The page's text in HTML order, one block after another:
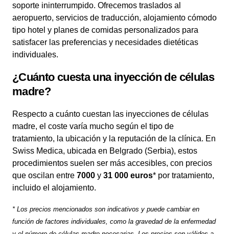
soporte ininterrumpido. Ofrecemos traslados al
aeropuerto, servicios de traducción, alojamiento cómodo
tipo hotel y planes de comidas personalizados para
satisfacer las preferencias y necesidades dietéticas
individuales.
¿Cuánto cuesta una inyección de células
madre?
Respecto a cuánto cuestan las inyecciones de células
madre, el coste varía mucho según el tipo de
tratamiento, la ubicación y la reputación de la clínica. En
Swiss Medica, ubicada en Belgrado (Serbia), estos
procedimientos suelen ser más accesibles, con precios
que oscilan entre 7000 y 31 000 euros* por tratamiento,
incluido el alojamiento.
* Los precios mencionados son indicativos y puede cambiar en
función de factores individuales, como la gravedad de la enfermedad